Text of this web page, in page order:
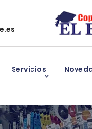
Servicios